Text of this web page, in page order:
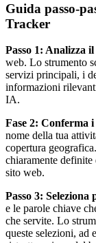
Guida passo-
Tracker
Passo 1: Analizza
web. Lo strumento
servizi principali, i
informazioni
IA.
Fase 2: Conferma
nome della tua
copertura
chiaramente
sito web.
Passo 3: Seleziona
e le parole chiave
che servite. Lo
queste selezioni, ad